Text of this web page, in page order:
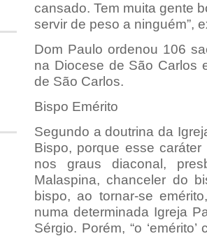
cansado. Tem muita gente
servir de peso a ninguém”,
Dom Paulo ordenou 106
na Diocese de São Carlos
de São Carlos.
Bispo Emérito
Segundo a doutrina da
Bispo, porque esse
nos graus diaconal,
Malaspina, chanceler do
bispo, ao tornar-se
numa determinada Igreja
Sérgio. Porém, “o